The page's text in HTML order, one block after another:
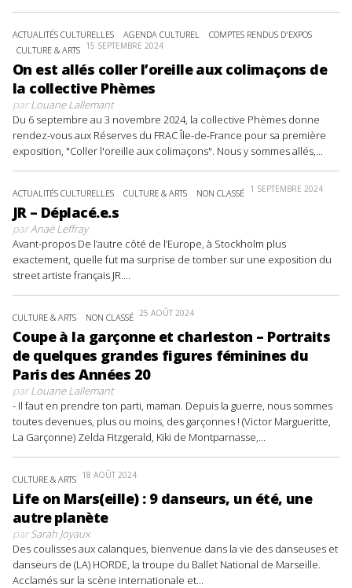
ACTUALITÉS CULTURELLES AGENDA CULTUREL
COMPTES RENDUS D'EXPOS
CULTURE & ARTS 15 SEPTEMBRE 2024
On est allés coller l’oreille aux colimaçons de
la collective Phèmes
parLouane Lallemant
Du 6 septembre au 3 novembre 2024, la collective Phèmes donne
rendez-vous aux Réserves du FRAC Île-de-France pour sa première
exposition, "Coller l'oreille aux colimaçons". Nous y sommes allés,...
ACTUALITÉS CULTURELLES CULTURE & ARTS NON CLASSÉ 1 SEPTEMBRE 2024
JR – Déplacé.e.s
parAnaë Leffray
Avant-propos De l’autre côté de l’Europe, à Stockholm plus
exactement, quelle fut ma surprise de tomber sur une exposition du
street artiste français JR....
CULTURE & ARTS NON CLASSÉ 25 AOÛT 2024
Coupe à la garçonne et charleston – Portraits
de quelques grandes figures féminines du
Paris des Années 20
parLouane Lallemant
- Il faut en prendre ton parti, maman. Depuis la guerre, nous sommes
toutes devenues, plus ou moins, des garçonnes ! (Victor Margueritte,
La Garçonne) Zelda Fitzgerald, Kiki de Montparnasse,...
CULTURE & ARTS 18 AOÛT 2024
Life on Mars(eille) : 9 danseurs, un été, une
autre planète
parSarah Joyaux
Des coulisses aux calanques, bienvenue dans la vie des danseuses et
danseurs de (LA) HORDE, la troupe du Ballet National de Marseille.
Acclamés sur la scène internationale et...